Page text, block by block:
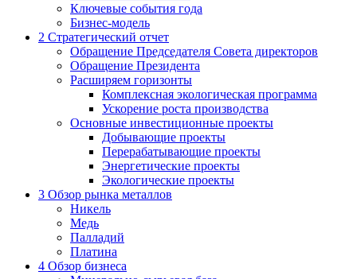
Ключевые события года
Бизнес-модель
2 Стратегический отчет
Обращение Председателя Совета директоров
Обращение Президента
Расширяем горизонты
Комплексная экологическая программа
Ускорение роста производства
Основные инвестиционные проекты
Добывающие проекты
Перерабатывающие проекты
Энергетические проекты
Экологические проекты
3 Обзор рынка металлов
Никель
Медь
Палладий
Платина
4 Обзор бизнеса